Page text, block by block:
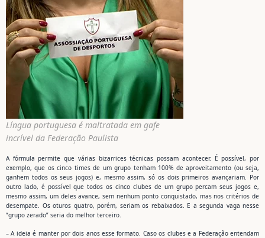
Língua portuguesa é maltratada em gafe
incrível da Federação Paulista
A fórmula permite que várias bizarrices técnicas possam acontecer. É possível, por
exemplo, que os cinco times de um grupo tenham 100% de aproveitamento (ou seja,
ganhem todos os seus jogos) e, mesmo assim, só os dois primeiros avançariam. Por
outro lado, é possível que todos os cinco clubes de um grupo percam seus jogos e,
mesmo assim, um deles avance, sem nenhum ponto conquistado, mas nos critérios de
desempate. Os oturos quatro, porém, seriam os rebaixados. E a segunda vaga nesse
“grupo zerado” seria do melhor terceiro.
– A ideia é manter por dois anos esse formato. Caso os clubes e a Federação entendam